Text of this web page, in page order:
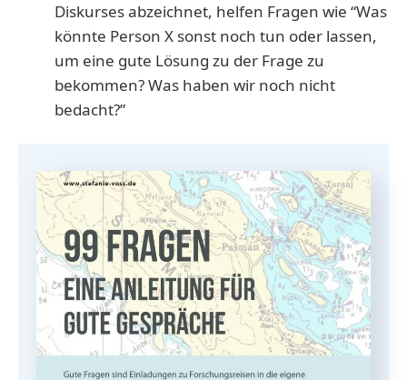
Diskurses abzeichnet, helfen Fragen wie “Was
könnte Person X sonst noch tun oder lassen,
um eine gute Lösung zu der Frage zu
bekommen? Was haben wir noch nicht
bedacht?”